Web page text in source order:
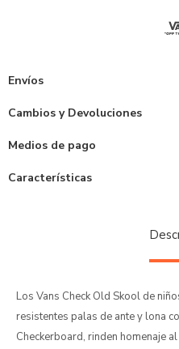
Envíos
Cambios y Devoluciones
Medios de pago
Características
Los Vans Check Old Skool de
resistentes palas de ante y lona
Checkerboard, rinden homenaje